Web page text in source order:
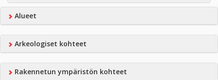
Alueet
Arkeologiset kohteet
Rakennetun ympäristön kohteet